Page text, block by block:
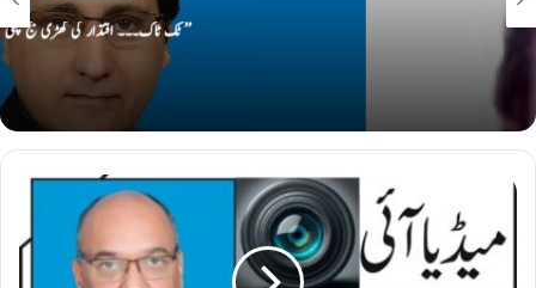
’’ ٹک ٹاک۔۔۔ اقتدار کی گھڑی بج چکی